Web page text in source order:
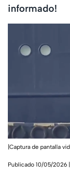
informado!
|Captura de pantalla
Publicado 10/05/2026